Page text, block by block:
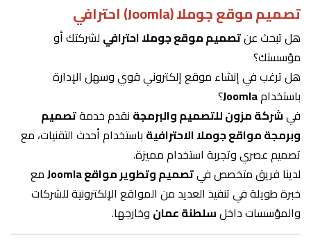
تصميم موقع جوملا (Joomla) احترافي
هل تبحث عنتصميم موقع جوملا احترافي لشركتك أو
مؤسستك؟
هل ترغب في إنشاء موقع إلكتروني قوي وسهل الإدارة
باستخدامJoomla؟
فيشركة مزون للتصميم والبرمجة نقدم خدمةتصميم
وبرمجة مواقع جوملا الاحترافية باستخدام أحدث التقنيات، مع
تصميم عصري وتجربة استخدام مميزة.
لدينا فريق متخصص فيتصميم وتطوير مواقع Joomla
مع
خبرة طويلة في تنفيذ العديد من المواقع الإلكترونية للشركات
والمؤسسات داخلسلطنة عمان وخارجها.